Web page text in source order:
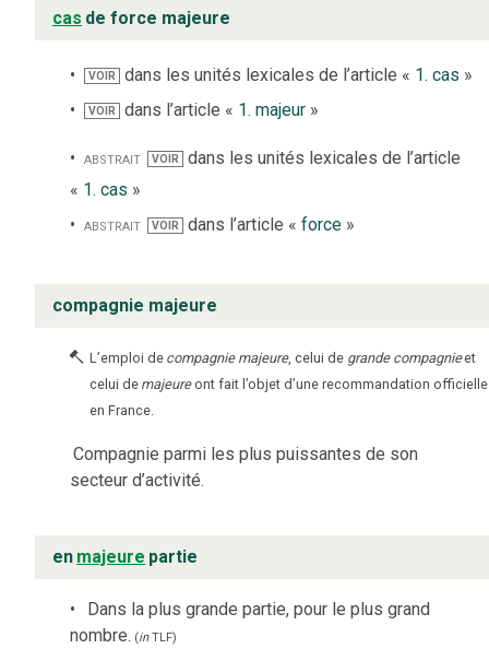
cas de force majeure
VOIR dans les unités lexicales de l’article « 1. cas »
VOIR dans l’article « 1. majeur »
abstrait VOIR dans les unités lexicales de l’article
« 1. cas »
abstrait
VOIR dans l’article « force»
compagnie majeure
L’emploi de compagnie majeure, celui de grande compagnieet
celui de majeureont fait l’objet d’une recommandation officielle
en France.
Compagnie parmi les plus puissantes de son
secteur d’activité.
en majeure partie
Dans la plus grande partie, pour le plus grand
nombre. (inTLF)